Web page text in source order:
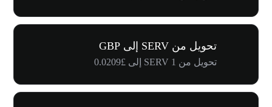
تحويل من SERV إلى GBP
تحويل من 1 SERV إلى £0.0209